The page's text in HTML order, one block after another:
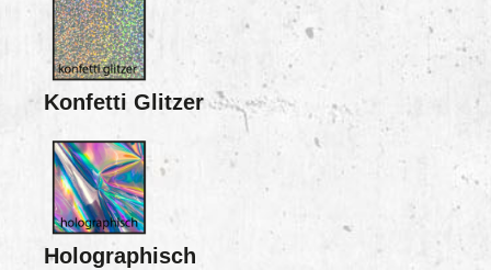
Konfetti Glitzer
Holographisch